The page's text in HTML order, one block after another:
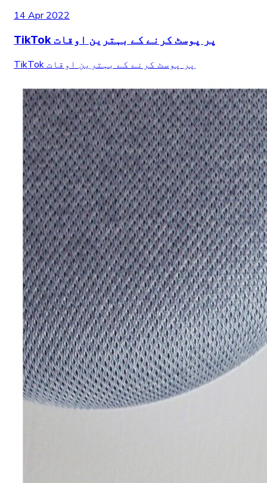
14 Apr 2022
TikTok پر پوسٹ کرنے کے بہترین اوقات
TikTok پر پوسٹ کرنے کے بہترین اوقات